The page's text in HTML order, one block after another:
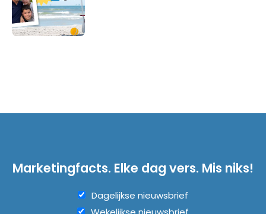
Marketingfacts. Elke dag vers. Mis niks!
Dagelijkse nieuwsbrief